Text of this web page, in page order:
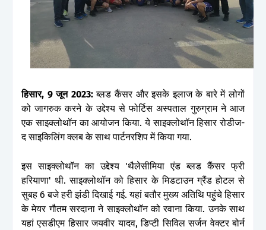
हिसार, 9 जून 2023:ब्लड कैंसर और इसके इलाज के बारे में लोगों
को जागरुक करने के उद्देश्य से फोर्टिस अस्पताल गुरुग्राम ने आज
एक साइक्लोथॉन का आयोजन किया. ये साइक्लोथॉन हिसार रोडीज-
द साइकिलिंग क्लब के साथ पार्टनरशिप में किया गया.
इस साइक्लोथॉन का उद्देश्य 'थैलेसीमिया एंड ब्लड कैंसर फ्री
हरियाणा' थी. साइक्लोथॉन को हिसार के मिडटाउन ग्रैंड होटल से
सुबह 6 बजे हरी झंडी दिखाई गई. यहां बतौर मुख्य अतिथि पहुंचे हिसार
के मेयर गौतम सरदाना ने साइक्लोथॉन को रवाना किया. उनके साथ
यहां एसडीएम हिसार जयवीर यादव, डिप्टी सिविल सर्जन वेक्टर बोर्न